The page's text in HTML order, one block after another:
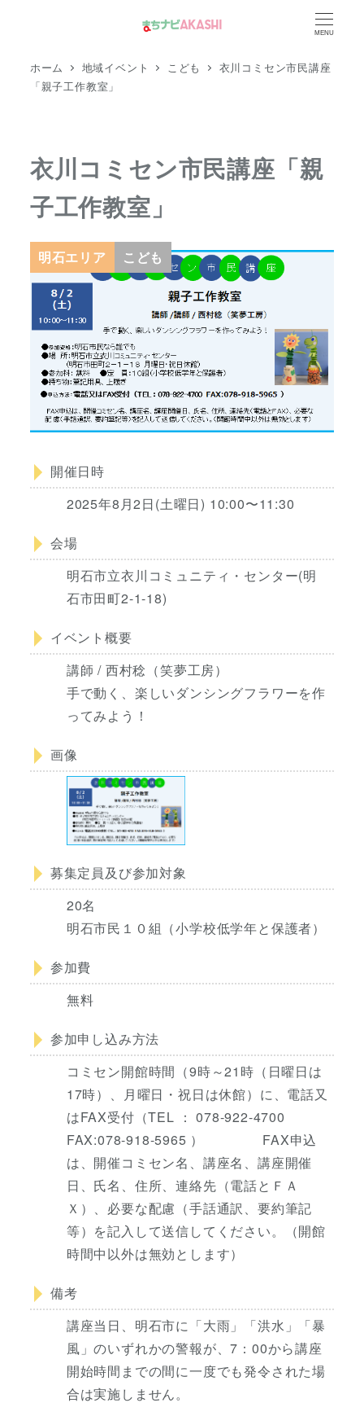
MENU
ホーム 地域イベント こども
衣川コミセン市民講座
「親子工作教室」
衣川コミセン市民講座「親
子工作教室」
明石エリア こども
開催日時
2025年8月2日(土曜日) 10:00〜11:30
会場
明石市立衣川コミュニティ・センター(明
石市田町2-1-18)
イベント概要
講師 / 西村稔（笑夢工房）
手で動く、楽しいダンシングフラワーを作
ってみよう！
画像
募集定員及び参加対象
20名
明石市民１０組（小学校低学年と保護者）
参加費
無料
参加申し込み方法
コミセン開館時間（9時～21時（日曜日は
17時）、月曜日・祝日は休館）に、電話又
はFAX受付（TEL ： 078-922-4700
FAX:078-918-5965 ） FAX申込
は、開催コミセン名、講座名、講座開催
日、氏名、住所、連絡先（電話とＦＡ
Ｘ）、必要な配慮（手話通訳、要約筆記
等）を記入して送信してください。（開館
時間中以外は無効とします）
備考
講座当日、明石市に「大雨」「洪水」「暴
風」のいずれかの警報が、7：00から講座
開始時間までの間に一度でも発令された場
合は実施しません。